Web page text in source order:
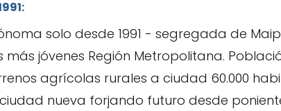
solo desde 1991 - segregada de
jóvenes Región Metropolitana.
agrícolas rurales a ciudad 60.000
nueva forjando futuro desde